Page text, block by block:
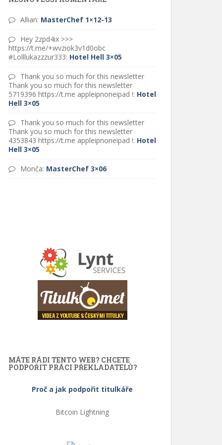
Allian: MasterChef 1×12-13
Hey 2zpd4ix >>>
https://t.me/+wvziok3v1d0obc
#Lolllukazzzur333: Hotel Hell 3×05
Thank you so much for this newsletter
Thank you so much for this newsletter
5719396 https://t.me appleipnoneipad !: Hotel
Hell 3×05
Thank you so much for this newsletter
Thank you so much for this newsletter
4353843 https://t.me appleipnoneipad !: Hotel
Hell 3×05
Monča: MasterChef 3×06
MÁTE RÁDI TENTO WEB? CHCETE
PODPOŘIT PRÁCI PŘEKLADATELŮ?
Proč a jak podpořit titulkáře
Bitcoin Lightning